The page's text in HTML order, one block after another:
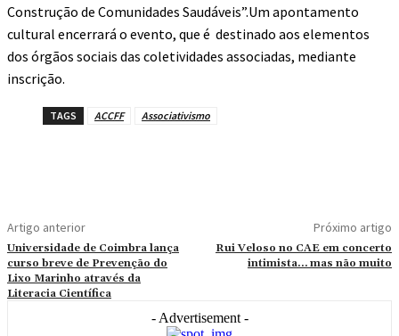
Construção de Comunidades Saudáveis”.Um apontamento
cultural encerrará o evento, que é destinado aos elementos
dos órgãos sociais das coletividades associadas, mediante
inscrição.
TAGS ACCFF Associativismo
Artigo anterior
Universidade de Coimbra lança
curso breve de Prevenção do
Lixo Marinho através da
Literacia Científica
Próximo artigo
Rui Veloso no CAE em concerto
intimista… mas não muito
- Advertisement -